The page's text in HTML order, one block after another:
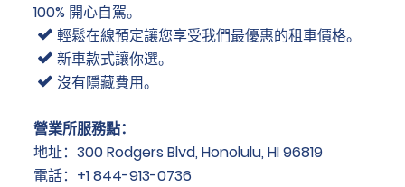
100% 開心自駕。
輕鬆在線預定讓您享受我們最優惠的租車價格。
新車款式讓你選。
沒有隱藏費用。
營業所服務點：
地址：300 Rodgers Blvd, Honolulu, HI 96819
電話：+1 844-913-0736